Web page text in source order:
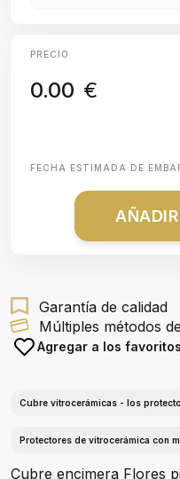
PRECIO
0.00 €
FECHA ESTIMADA DE
Garantía de calidad
Múltiples métodos
Agregar a los favoritos
Cubre vitrocerámicas - los
Protectores de vitrocerámica con
Cubre encimera Flores